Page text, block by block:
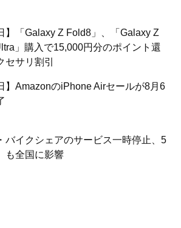
】「Galaxy Z Fold8」、「Galaxy Z
」購入で15,000円分のポイント還
セサリ割引
】AmazonのiPhone Airセールが8月6
バイクシェアのサービス一時停止、5
も全国に影響